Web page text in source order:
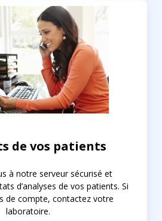
de vos patients
à notre serveur sécurisé et
d’analyses de vos patients. Si
de compte, contactez votre
laboratoire.